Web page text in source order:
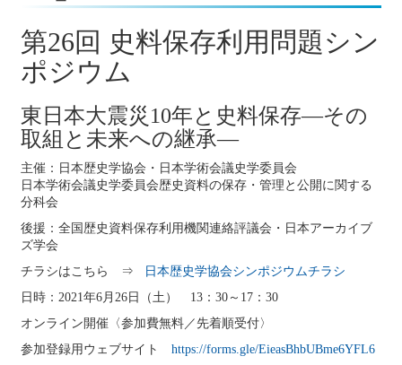
第26回 史料保存利用問題シン
ポジウム
東日本大震災10年と史料保存―その
取組と未来への継承―
主催：日本歴史学協会・日本学術会議史学委員会
日本学術会議史学委員会歴史資料の保存・管理と公開に関する
分科会
後援：全国歴史資料保存利用機関連絡評議会・日本アーカイブ
ズ学会
チラシはこちら ⇒
日本歴史学協会シンポジウムチラシ
日時：2021年6月26日（土） 13：30～17：30
オンライン開催〈参加費無料／先着順受付〉
参加登録用ウェブサイト https://forms.gle/EieasBhbUBme6YFL6